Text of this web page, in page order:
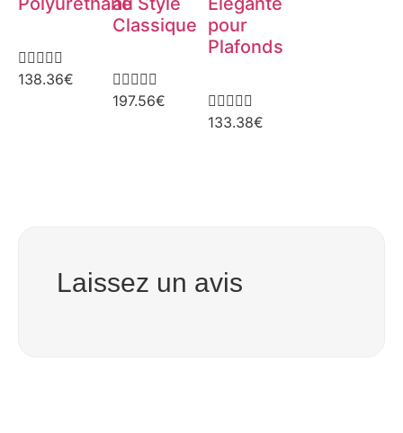

138.36€
Classique

197.56€
pour
Plafonds

133.38€
Laissez un avis